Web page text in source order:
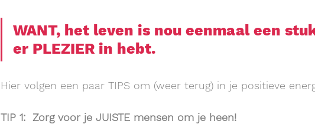
WANT, het leven is nou eenmaal een
er PLEZIER in hebt.
Hier volgen een paar TIPS om (weer terug) in je positieve
TIP 1:  Zorg voor je JUISTE mensen om je heen!